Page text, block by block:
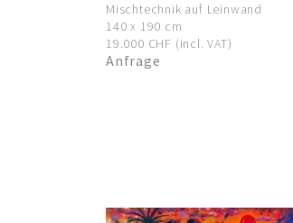
Mischtechnik auf Leinwand
140 x 190 cm
19.000 CHF (incl. VAT)
Anfrage